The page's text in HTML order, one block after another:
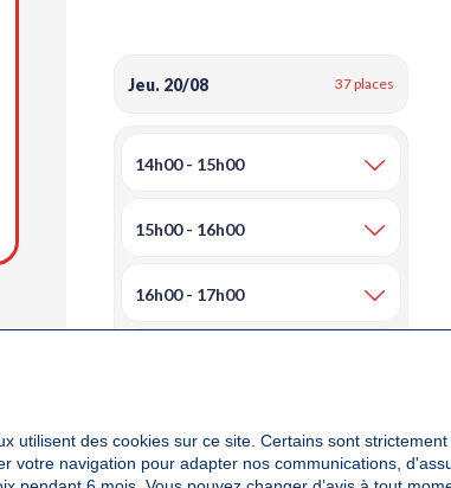
Jeu. 20/08 37 places
14h00 - 15h00
15h00 - 16h00
16h00 - 17h00
utilisent des cookies sur ce site. Certains sont
votre navigation pour adapter nos communications,